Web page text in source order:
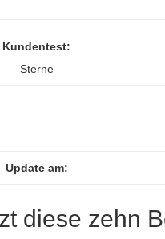
Kundentest:
Sterne
Update am:
diese zehn